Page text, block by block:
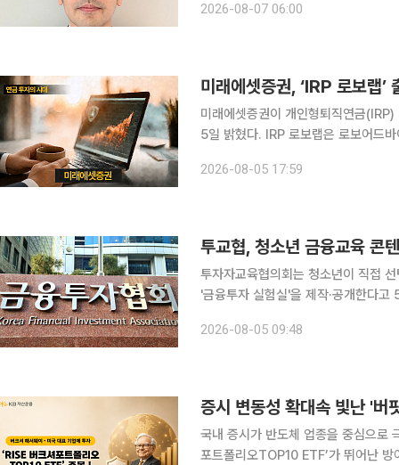
2026-08-07 06:00
미래에셋증권, ‘IRP 로보랩
미래에셋증권이 개인형퇴직연금
5일 밝혔다. IRP 로보랩은 로보어드바이저가 시장 상황에 맞춰 글로벌 자산배분 포트폴리오를 구성
2026-08-05 17:59
투교협, 청소년 금융교육 콘
투자자교육협의회는 청소년이 직접
'금융투자 실험실'을 제작·공개한다고 5일 밝혔다. 이번 콘텐츠는 금융지
고 그에 따른 결과를 확인하도록 설
2026-08-05 09:48
국내 증시가 반도체 업종을 중심으로
포트폴리오TOP10 ETF’가 뛰어난